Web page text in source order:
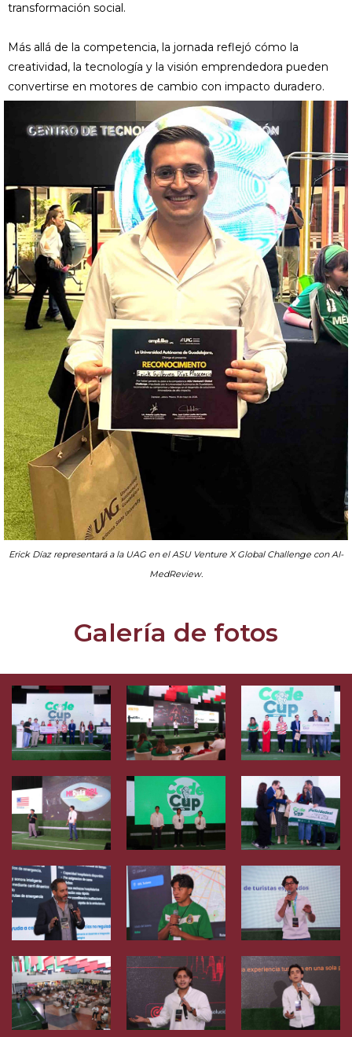
transformación social.
Más allá de la competencia, la jornada reflejó cómo la
creatividad, la tecnología y la visión emprendedora pueden
convertirse en motores de cambio con impacto duradero.
Erick Díaz representará a la UAG en el ASU Venture X Global Challenge con AI-
MedReview.
Galería de fotos